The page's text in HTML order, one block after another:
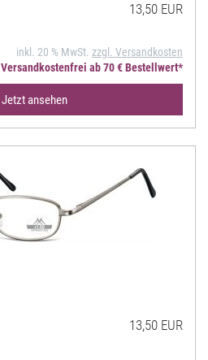
13,50 EUR
inkl. 20 % MwSt. zzgl. Versandkosten
Versandkostenfrei ab 70 € Bestellwert*
Jetzt ansehen
13,50 EUR